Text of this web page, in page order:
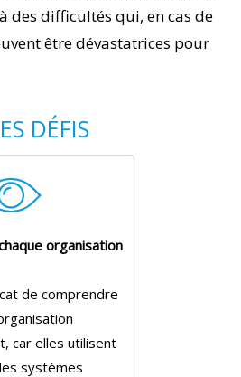
des difficultés qui, en cas de
être dévastatrices pour
DÉFIS
organisation
de comprendre
car elles utilisent
systèmes